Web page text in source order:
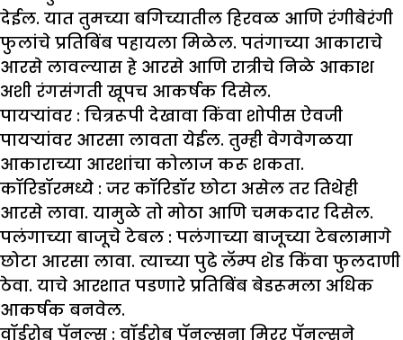
देईल. यात तुमच्या बगिच्यातील हिरवळ आणि रंगीबेरंगी
फुलांचे प्रतिबिंब पहायला मिळेल. पतंगाच्या आकाराचे
आरसे लावल्यास हे आरसे आणि रात्रीचे निळे आकाश
अशी रंगसंगती खूपच आकर्षक दिसेल.
पायऱ्यांवर : चित्ररूपी देखावा किंवा शोपीस ऐवजी
पायऱ्यांवर आरसा लावता येईल. तुम्ही वेगवेगळया
आकाराच्या आरशांचा कोलाज करू शकता.
कॉरिडॉरमध्ये : जर कॉरिडॉर छोटा असेल तर तिथेही
आरसे लावा. यामुळे तो मोठा आणि चमकदार दिसेल.
पलंगाच्या बाजूचे टेबल : पलंगाच्या बाजूच्या टेबलामागे
छोटा आरसा लावा. त्याच्या पुढे लॅम्प शेड किंवा फुलदाणी
ठेवा. याचे आरशात पडणारे प्रतिबिंब बेडरूमला अधिक
आकर्षक बनवेल.
वॉर्डरोब पॅनल्स : वॉर्डरोब पॅनल्सना मिरर पॅनल्सने